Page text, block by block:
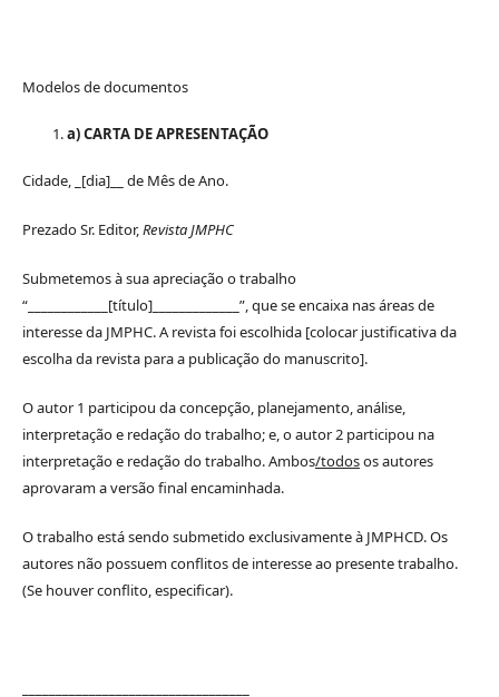
Modelos de documentos
a) CARTA DE APRESENTAÇÃO
Cidade, _[dia]__ de Mês de Ano.
Prezado Sr. Editor,Revista JMPHC
Submetemos à sua apreciação o trabalho
“____________[título]_____________”, que se encaixa nas áreas de
interesse da JMPHC. A revista foi escolhida [colocar justificativa da
escolha da revista para a publicação do manuscrito].
O autor 1 participou da concepção, planejamento, análise,
interpretação e redação do trabalho; e, o autor 2 participou na
interpretação e redação do trabalho. Ambos/todosos autores
aprovaram a versão final encaminhada.
O trabalho está sendo submetido exclusivamente à JMPHCD. Os
autores não possuem conflitos de interesse ao presente trabalho.
(Se houver conflito, especificar).